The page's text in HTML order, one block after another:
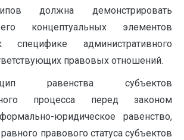
должна демонстрировать
концептуальных элементов
специфике административного
правовых отношений.
равенства субъектов
процесса перед законом
юридическое равенство,
правового статуса субъектов